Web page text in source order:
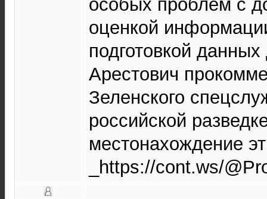
особых проблем с
оценкой
подготовкой
Арестович
Зеленского
российской
местонахождение
_https://cont.ws/